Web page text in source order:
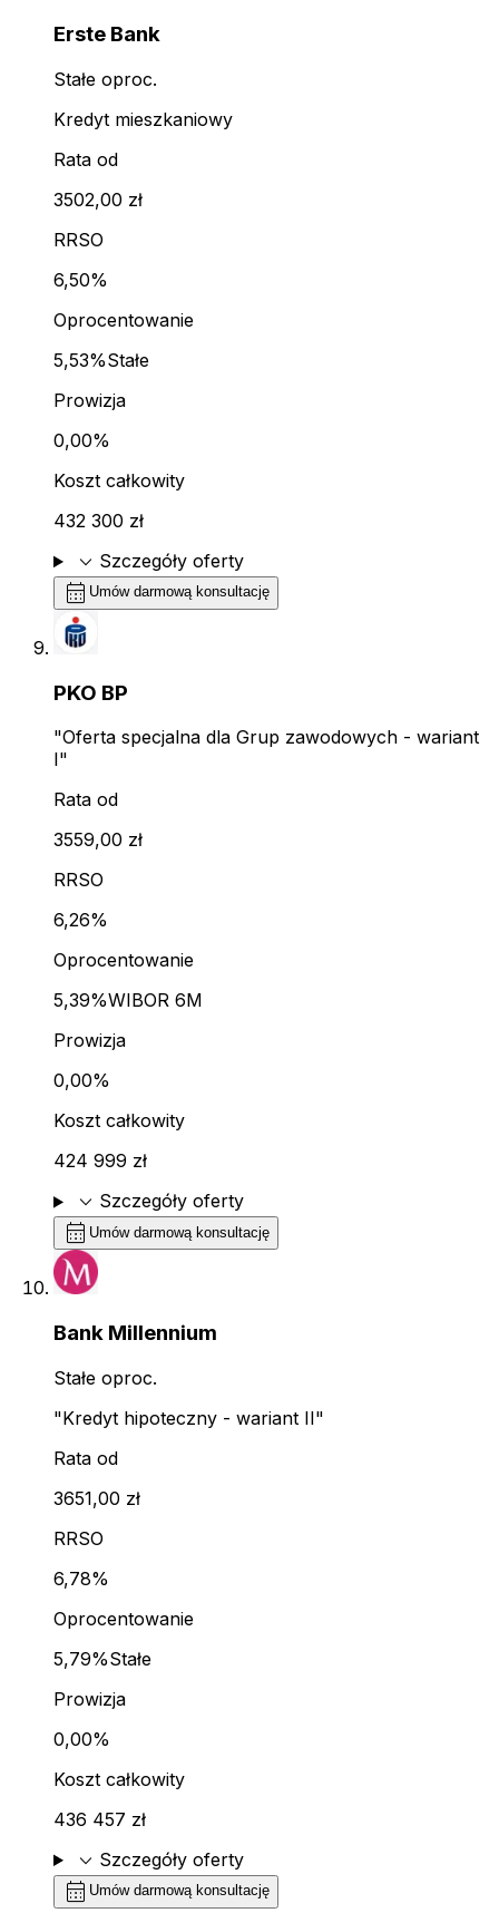
Erste Bank
Stałe oproc.
Kredyt mieszkaniowy
Rata od
3502,00 zł
RRSO
6,50%
Oprocentowanie
5,53%Stałe
Prowizja
0,00%
Koszt całkowity
432 300 zł
expand_more Szczegóły oferty
calendar_month Umów darmową konsultację
PKO BP
"Oferta specjalna dla Grup zawodowych - wariant
I"
Rata od
3559,00 zł
RRSO
6,26%
Oprocentowanie
5,39%WIBOR 6M
Prowizja
0,00%
Koszt całkowity
424 999 zł
expand_more Szczegóły oferty
calendar_month Umów darmową konsultację
Bank Millennium
Stałe oproc.
"Kredyt hipoteczny - wariant II"
Rata od
3651,00 zł
RRSO
6,78%
Oprocentowanie
5,79%Stałe
Prowizja
0,00%
Koszt całkowity
436 457 zł
expand_more Szczegóły oferty
calendar_month Umów darmową konsultację